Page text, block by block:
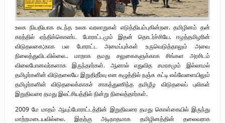
உலக நியதியாக கடந்த உலக வரலாறுகள் எடுத்தியம்புகின்றன. தமிழினம் தன்
கரத்தில் ஏந்திக்கொண்ட போராட்டமும் இதன் தொடர்ச்சியே. ஈழத்தமிழரின்
விடுதலகை;காக பல போராட்ட அமைப்புக்கள் உருவெடுத்தாலும் அவை
நிலைத்துவிடவில்லை.. மாறாக தமது சலுகைகளுக்காக சிங்கள அரசிடம்
விலைபோனவர்களாக இருந்தார்கள். ஆனால் எதுவித சமரசமும் இல்லாமல்
தமிழர்களின் விடுதலையே இறுதிதீர்வு என கழுத்தில் நஞ்சு கட்டி எவ்வேளையிலும்
தமிழர்களின் விடுதலைக்காகச் சாகத்துணிந்த தமிழீழ விடுதலைப் புலிகள்
இறுதிவரை தமது இலட்சியத்தில் நின்று நிலைத்தார்கள்.
2009 மே மாதம் ஆயுப்போராட்டத்தின் இறுதிவரை தமது கொள்கையில் இருந்து
மாற்றமடையவில்லை. இதற்கு அடிநாதமாக தமிழினத்தின் தலைவராக